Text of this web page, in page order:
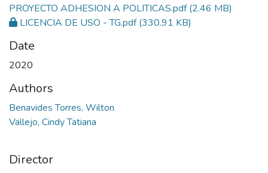
PROYECTO ADHESION A POLITICAS.pdf(2.46 MB)
LICENCIA DE USO - TG.pdf(330.91 KB)
Date
2020
Authors
Benavides Torres, Wilton
Vallejo, Cindy Tatiana
Director